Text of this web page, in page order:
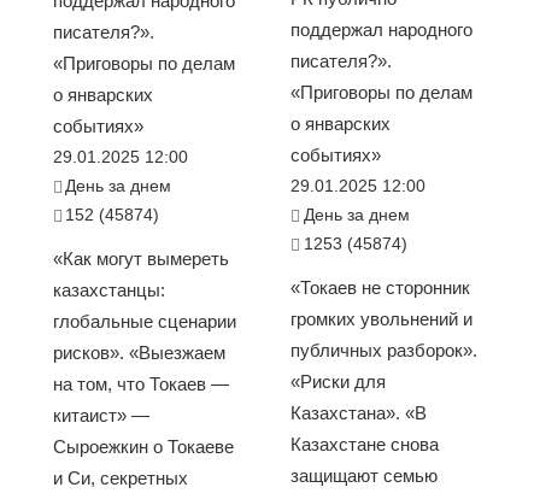
писателя?».
«Приговоры по делам
о январских
событиях»
29.01.2025 12:00
День за днем
152 (45874)
«Как могут вымереть
казахстанцы:
глобальные сценарии
рисков». «Выезжаем
на том, что Токаев —
китаист» —
Сыроежкин о Токаеве
и Си, секретных
поддержал народного
писателя?».
«Приговоры по делам
о январских
событиях»
29.01.2025 12:00
День за днем
1253 (45874)
«Токаев не сторонник
громких увольнений и
публичных разборок».
«Риски для
Казахстана». «В
Казахстане снова
защищают семью